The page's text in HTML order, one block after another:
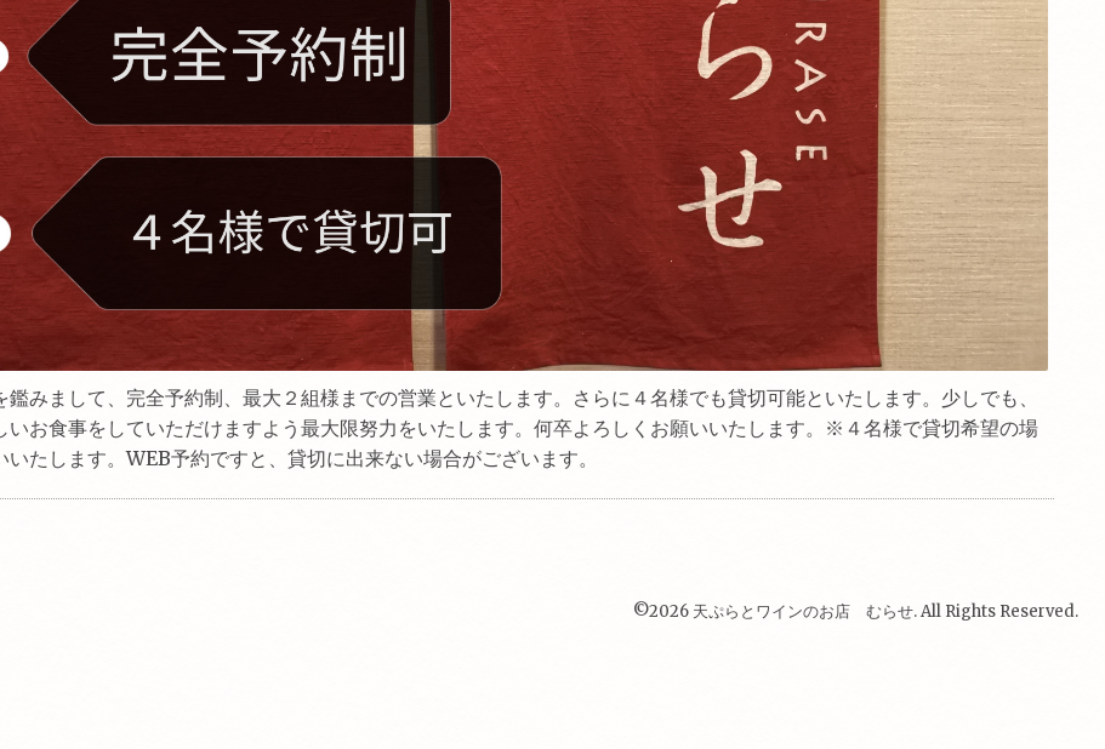
みまして、完全予約制、最大２組様までの営業といたします。さらに４名様でも貸切可能といたします。少しでも、
いお食事をしていただけますよう最大限努力をいたします。何卒よろしくお願いいたします。※４名様で貸切希望の場
たします。WEB予約ですと、貸切に出来ない場合がございます。
©2026 天ぷらとワインのお店 むらせ. All Rights Reserved.